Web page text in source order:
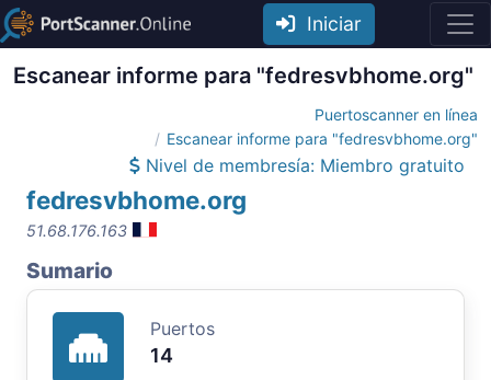
Iniciar
Escanear informe para "fedresvbhome.org"
Puertoscanner en línea
Escanear informe para "fedresvbhome.org"
Nivel de membresía: Miembro gratuito
fedresvbhome.org
51.68.176.163
Sumario
Puertos
14